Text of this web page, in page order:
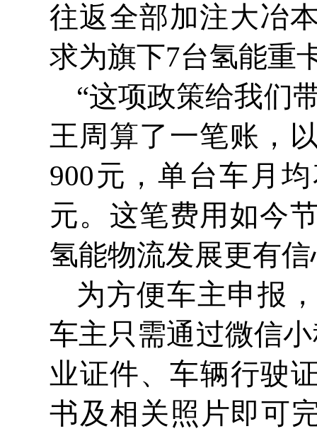
往返全部加注大冶
求为旗下7台氢能重
“这项政策给我们
王周算了一笔账，
900元，单台车月
元。这笔费用如今
氢能物流发展更有
为方便车主申报
车主只需通过微信
业证件、车辆行驶
书及相关照片即可